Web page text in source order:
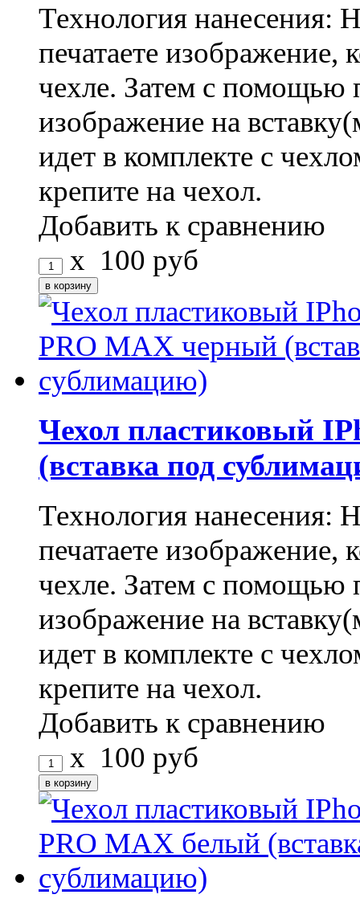
Технология нанесения:
печатаете изображение,
чехле. Затем с помощью
изображение на
идет в комплекте с
крепите на чехол.
Добавить к сравнению
x 100 руб
Чехол пластиковый
(вставка под
Технология нанесения:
печатаете изображение,
чехле. Затем с помощью
изображение на
идет в комплекте с
крепите на чехол.
Добавить к сравнению
x 100 руб